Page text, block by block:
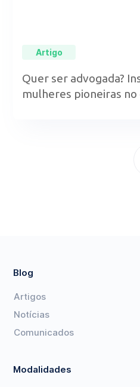
Artigo
Quer ser advogada?
mulheres pioneiras
Blog
Artigos
Notícias
Comunicados
Modalidades